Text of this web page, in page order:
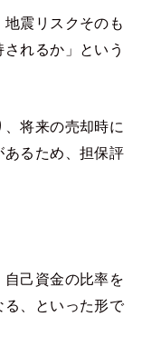
震リスクそのも
れるか」という
、将来の売却時に
るため、担保評
己資金の比率を
る、といった形で